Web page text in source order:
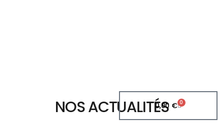
0,00 € 0
NOS ACTUALITÉS